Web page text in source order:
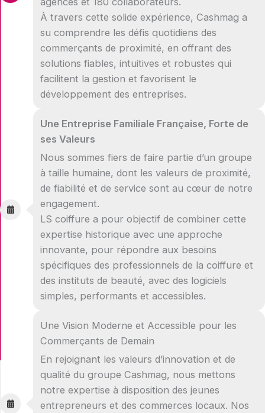
À travers cette solide expérience, Cashmag a
su comprendre les défis quotidiens des
commerçants de proximité, en offrant des
solutions fiables, intuitives et robustes qui
facilitent la gestion et favorisent le
développement des entreprises.
Une Entreprise Familiale Française, Forte de
ses Valeurs
Nous sommes fiers de faire partie d’un groupe
à taille humaine, dont les valeurs de proximité,
de fiabilité et de service sont au cœur de notre
engagement.
LS coiffure a pour objectif de combiner cette
expertise historique avec une approche
innovante, pour répondre aux besoins
spécifiques des professionnels de la coiffure et
des instituts de beauté, avec des logiciels
simples, performants et accessibles.
Une Vision Moderne et Accessible pour les
Commerçants de Demain
En rejoignant les valeurs d’innovation et de
qualité du groupe Cashmag, nous mettons
notre expertise à disposition des jeunes
entrepreneurs et des commerces locaux. Nos